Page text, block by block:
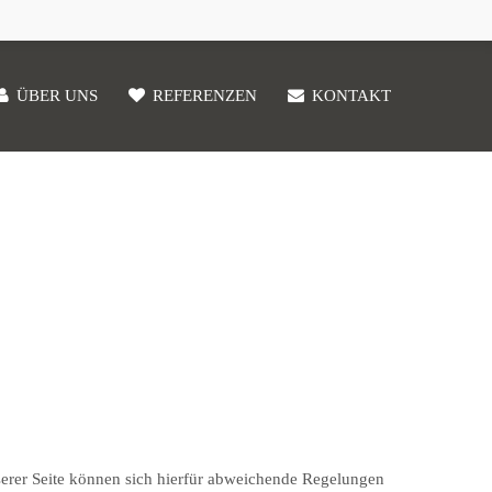
ÜBER UNS REFERENZEN KONTAKT
Seite können sich hierfür abweichende Regelungen